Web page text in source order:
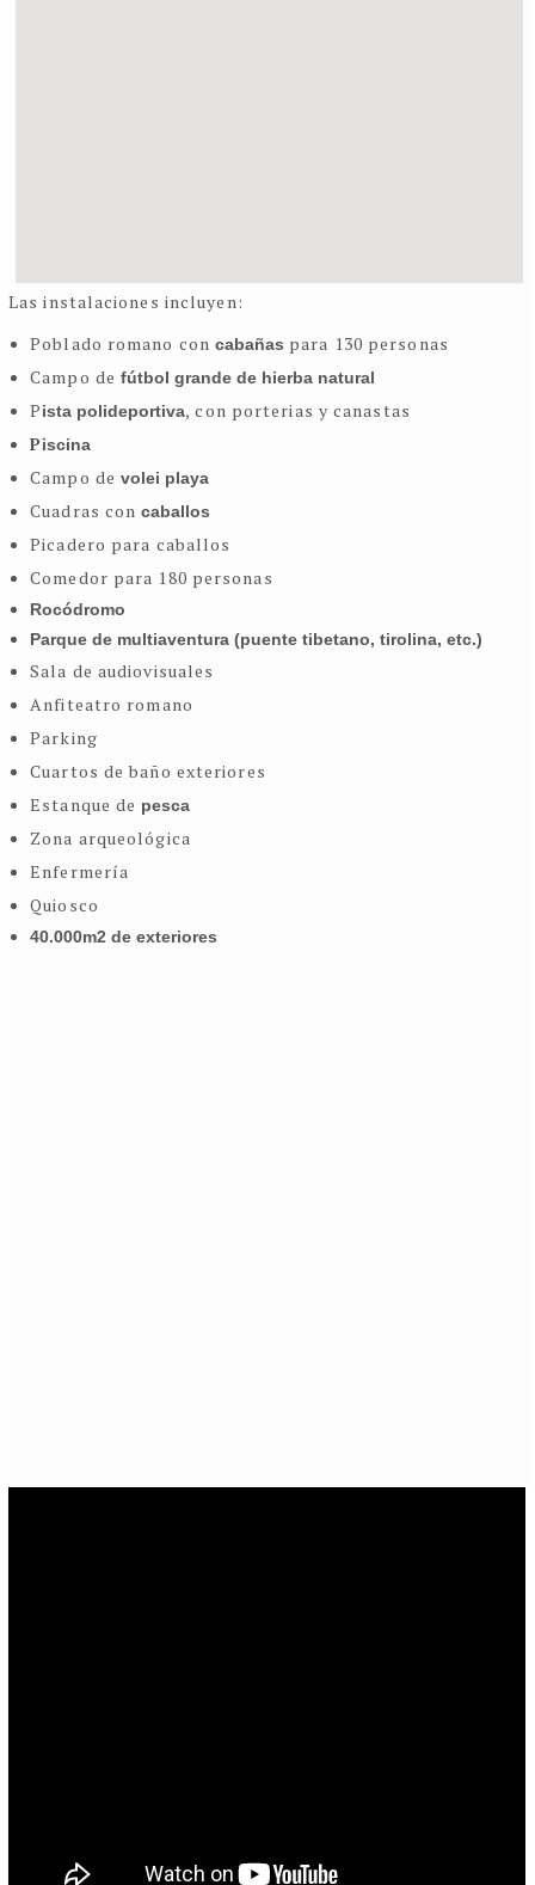
Las instalaciones incluyen:
Poblado romano concabañas para 130 personas
Campo defútbol grande de hierba natural
Pista polideportiva, con porterias y canastas
Piscina
Campo devolei playa
Cuadras concaballos
Picadero para caballos
Comedor para 180 personas
Rocódromo
Parque de multiaventura (puente tibetano, tirolina, etc.)
Sala de audiovisuales
Anfiteatro romano
Parking
Cuartos de baño exteriores
Estanque de pesca
Zona arqueológica
Enfermería
Quiosco
40.000m2 de exteriores